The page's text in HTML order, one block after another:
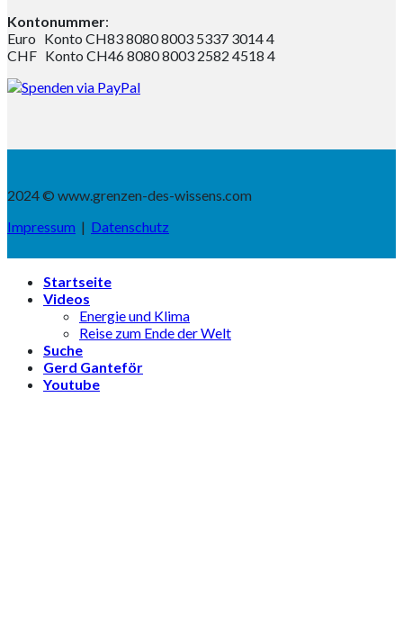
Kontonummer:
Euro Konto CH83 8080 8003 5337 3014 4
CHF Konto CH46 8080 8003 2582 4518 4
2024 © www.grenzen-des-wissens.com
Impressum | Datenschutz
Startseite
Videos
Energie und Klima
Reise zum Ende der Welt
Suche
Gerd Ganteför
Youtube